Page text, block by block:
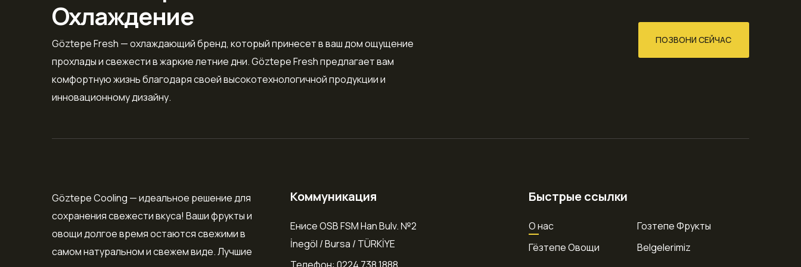
Охлаждение
Göztepe Fresh — охлаждающий бренд, который принесет в ваш дом ощущение
прохлады и свежести в жаркие летние дни. Göztepe Fresh предлагает вам
комфортную жизнь благодаря своей высокотехнологичной продукции и
инновационному дизайну.
ПОЗВОНИ СЕЙЧАС
Göztepe Cooling — идеальное решение для
сохранения свежести вкуса! Ваши фрукты и
овощи долгое время остаются свежими в
самом натуральном и свежем виде. Лучшие
Коммуникация
Енисе OSB FSM Han Bulv. №2
İnegöl / Bursa / TÜRKİYE
Быстрые ссылки
О нас
Гёзтепе Овощи
Гозтепе Фрукты
Belgelerimiz